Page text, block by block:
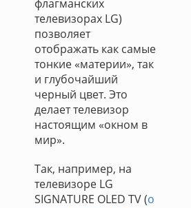
флагманских
телевизорах LG)
позволяет
отображать как самые
тонкие «материи», так
и глубочайший
черный цвет. Это
делает телевизор
настоящим «окном в
мир».
Так, например, на
телевизоре LG
SIGNATURE OLED TV (о